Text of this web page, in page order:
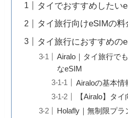
タイでおすすめしたい
タイ旅行向けeSIMの
タイ旅行におすすめの
Airalo｜タイ旅行で
なeSIM
Airaloの基本情
【Airalo】タ
Holafly｜無制限プ